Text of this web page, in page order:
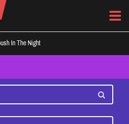
In The Night